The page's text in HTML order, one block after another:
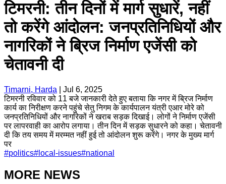
टिमरनी: तीन दिनों में मार्ग सुधारें, नहीं
तो करेंगे आंदोलन: जनप्रतिनिधियों और
नागरिकों ने ब्रिज निर्माण एजेंसी को
चेतावनी दी
Timarni, Harda
Jul 6, 2025
टिमरनी रविवार को 11 बजे जानकारी देते हुए बताया कि नगर में ब्रिज निर्माण
कार्य का निरीक्षण करने पहुंचे सेतु निगम के कार्यपालन यंत्री एआर मोरे को
जनप्रतिनिधियों और नागरिकों ने खराब सड़क दिखाई। लोगों ने निर्माण एजेंसी
पर लापरवाही का आरोप लगाया। तीन दिन में सड़क सुधारने को कहा। चेतावनी
दी कि तय समय में मरम्मत नहीं हुई तो आंदोलन शुरू करेंगे। नगर के मुख्य मार्ग
पर
#politics# local-issues#national
MORE NEWS